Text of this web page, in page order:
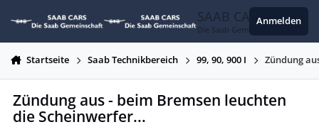
SAAB CARS
Die Saab Gemeinschaft
Anmelden
Startseite Saab Technikbereich 99, 90, 900 I Zündung
Zündung aus - beim Bremsen leuchten
die Scheinwerfer...